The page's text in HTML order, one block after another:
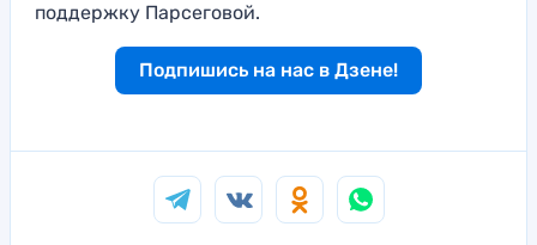
поддержку Парсеговой.
Подпишись на нас в Дзене!